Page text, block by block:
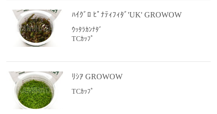
ﾊｲｸﾞﾛ ﾋﾟﾅﾃｨﾌｨﾀﾞ'UK' GROWOW
ｳｯﾀﾗｶﾝﾅﾀﾞ
TCｶｯﾌﾟ
ﾘｼｱ GROWOW
TCｶｯﾌﾟ